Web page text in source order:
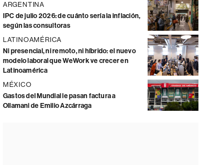
ARGENTINA
IPC de julio 2026: de cuánto sería la inflación,
según las consultoras
LATINOAMÉRICA
Ni presencial, ni remoto, ni híbrido: el nuevo
modelo laboral que WeWork ve crecer en
Latinoamérica
MÉXICO
Gastos del Mundial le pasan factura a
Ollamani de Emilio Azcárraga